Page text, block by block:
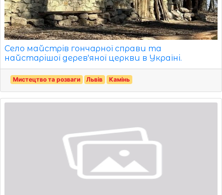
Село майстрів гончарної справи та
найстарішої дерев'яної церкви в Україні.
Мистецтво та розваги Львів Камінь